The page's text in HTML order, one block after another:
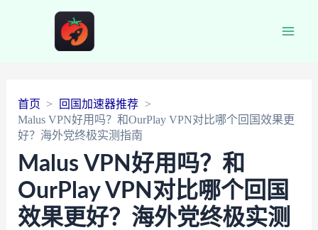
首页
回国加速器推荐
Malus VPN好用吗？和OurPlay VPN对比哪个回国效果更
好？海外党终极实测指南
Malus VPN好用吗？和
OurPlay VPN对比哪个回国
效果更好？海外党终极实测